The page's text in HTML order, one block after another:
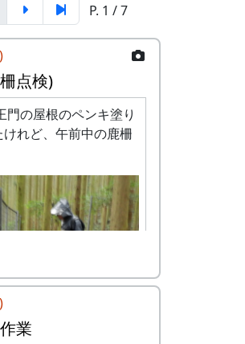
P. 1 / 7
点検)
門の屋根のペンキ塗り
れど、午前中の鹿柵
業